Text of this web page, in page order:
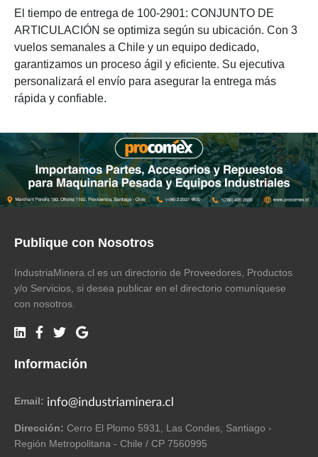
El tiempo de entrega de 100-2901: CONJUNTO DE
ARTICULACIÓN se optimiza según su ubicación. Con 3
vuelos semanales a Chile y un equipo dedicado,
garantizamos un proceso ágil y eficiente. Su ejecutiva
personalizará el envío para asegurar la entrega más
rápida y confiable.
Publique con Nosotros
IndustriaMinera.cl es un directorio de Proveedores, Productos
y/o Servicios, si desea publicar en el directorio comuníquese
con nosotros.
Información
Email:
Dirección: Cerro El Plomo 5931, Las Condes, Santiago -
Región Metropolitana - Chile / CP 7560995